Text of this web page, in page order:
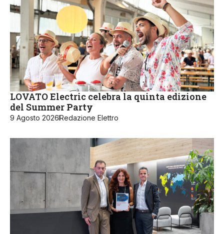
LOVATO Electric celebra la quinta edizione
del Summer Party
9 Agosto 2026Redazione Elettro